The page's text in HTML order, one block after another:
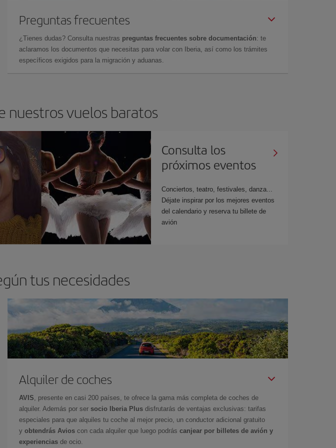
Preguntas frecuentes
¿Tienes dudas? Consulta nuestras preguntas frecuentes sobre documentación: te
aclaramos los documentos que necesitas para volar con Iberia, así como los trámites
específicos exigidos para la migración y aduanas.
nuestros vuelos baratos
Consulta los
próximos eventos
Conciertos, teatro, festivales, danza...
Déjate inspirar por los mejores eventos
del calendario y reserva tu billete de
avión
tus necesidades
Alquiler de coches
AVIS , presente en casi 200 países, te ofrece la gama más completa de coches de
alquiler. Además por ser socio Iberia Plus disfrutarás de ventajas exclusivas: tarifas
especiales para que alquiles tu coche al mejor precio, un conductor adicional gratuito
y obtendrás Avios con cada alquiler que luego podrás canjear por billetes de avión y
experiencias de ocio.